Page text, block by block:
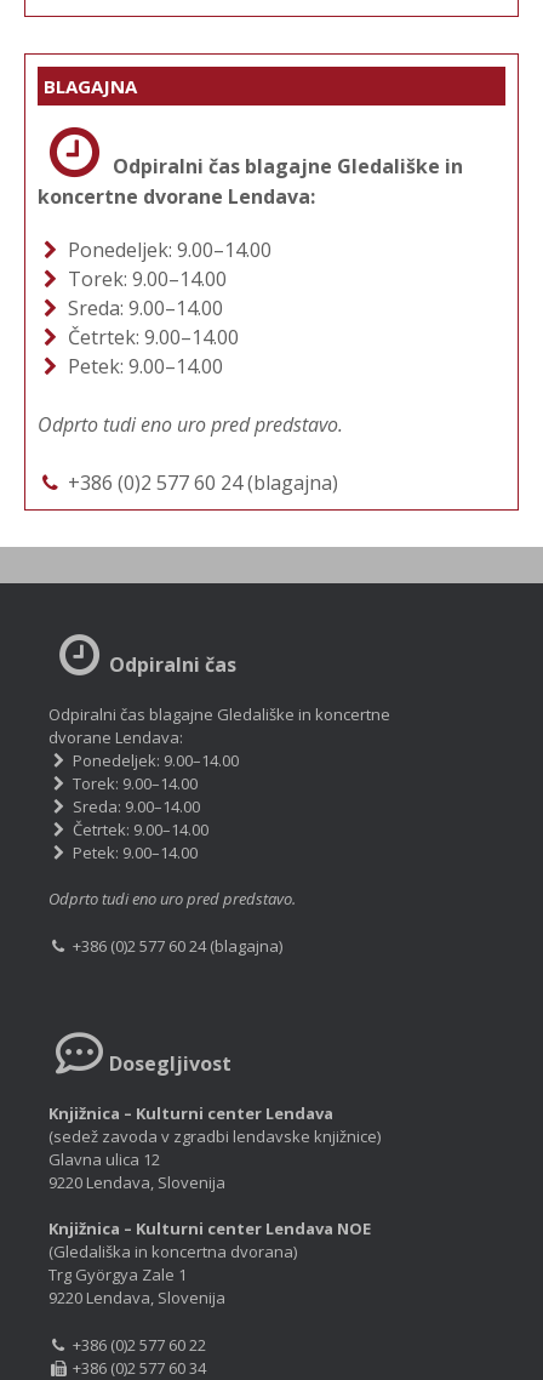
BLAGAJNA
Odpiralni čas blagajne Gledališke in
koncertne dvorane Lendava:
Ponedeljek: 9.00–14.00
Torek: 9.00–14.00
Sreda: 9.00–14.00
Četrtek: 9.00–14.00
Petek: 9.00–14.00
Odprto tudi eno uro pred predstavo.
+386 (0)2 577 60 24 (blagajna)
Odpiralni čas
Odpiralni čas blagajne Gledališke in koncertne
dvorane Lendava:
Ponedeljek: 9.00–14.00
Torek: 9.00–14.00
Sreda: 9.00–14.00
Četrtek: 9.00–14.00
Petek: 9.00–14.00
Odprto tudi eno uro pred predstavo.
+386 (0)2 577 60 24 (blagajna)
Dosegljivost
Knjižnica – Kulturni center Lendava
(sedež zavoda v zgradbi lendavske knjižnice)
Glavna ulica 12
9220 Lendava, Slovenija
Knjižnica – Kulturni center Lendava NOE
(Gledališka in koncertna dvorana)
Trg Györgya Zale 1
9220 Lendava, Slovenija
+386 (0)2 577 60 22
+386 (0)2 577 60 34